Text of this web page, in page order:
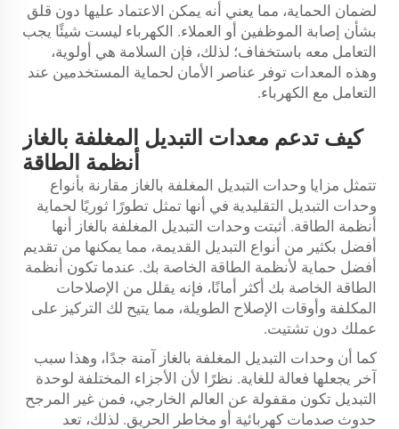
لضمان الحماية، مما يعني أنه يمكن الاعتماد عليها دون قلق
بشأن إصابة الموظفين أو العملاء. الكهرباء ليست شيئًا يجب
التعامل معه باستخفاف؛ لذلك، فإن السلامة هي أولوية،
وهذه المعدات توفر عناصر الأمان لحماية المستخدمين عند
التعامل مع الكهرباء.
كيف تدعم معدات التبديل المغلفة بالغاز
أنظمة الطاقة
تتمثل مزايا وحدات التبديل المغلفة بالغاز مقارنة بأنواع
وحدات التبديل التقليدية في أنها تمثل تطورًا ثوريًا لحماية
أنظمة الطاقة. أثبتت وحدات التبديل المغلفة بالغاز أنها
أفضل بكثير من أنواع التبديل القديمة، مما يمكنها من تقديم
أفضل حماية لأنظمة الطاقة الخاصة بك. عندما تكون أنظمة
الطاقة الخاصة بك أكثر أمانًا، فإنه يقلل من الإصلاحات
المكلفة وأوقات الإصلاح الطويلة، مما يتيح لك التركيز على
عملك دون تشتيت.
كما أن وحدات التبديل المغلفة بالغاز آمنة جدًا، وهذا سبب
آخر يجعلها فعالة للغاية. نظرًا لأن الأجزاء المختلفة لوحدة
التبديل تكون مقفولة عن العالم الخارجي، فمن غير المرجح
حدوث صدمات كهربائية أو مخاطر الحريق. لذلك، تعد